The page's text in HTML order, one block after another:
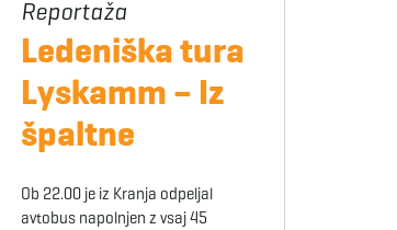
Ledeniška tura
Lyskamm – Iz
špaltne
Ob 22.00 je iz Kranja odpeljal
avtobus napolnjen z vsaj 45